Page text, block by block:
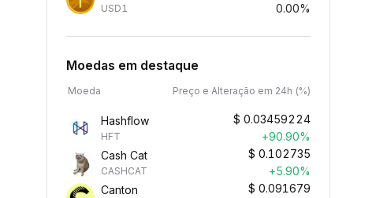
USD1
0.00%
Moedas em destaque
Moeda Preço e Alteração em 24h (%)
Hashflow
HFT
$ 0.03459224
+90.90%
Cash Cat
CASHCAT
$ 0.102735
+5.90%
Canton
$ 0.091679